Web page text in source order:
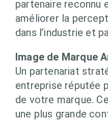
partenaire reconnu
améliorer la
dans l’industrie et
Image de Marque
Un partenariat
entreprise réputée
de votre marque.
une plus grande